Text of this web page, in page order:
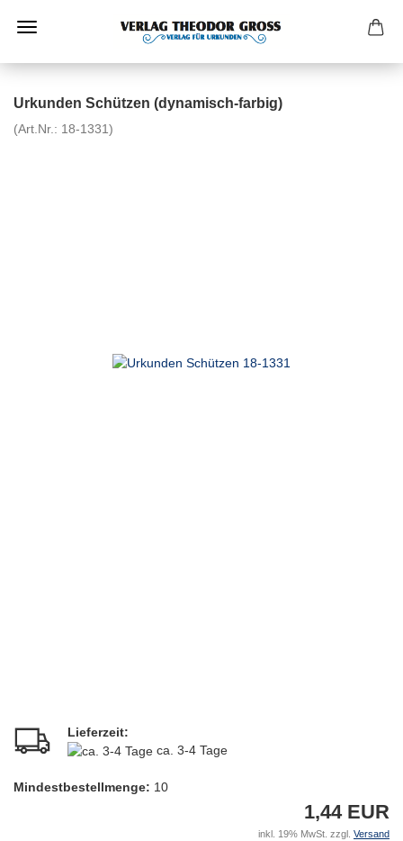
Urkunden Schützen (dynamisch-farbig)
(Art.Nr.: 18-1331)
Lieferzeit:
ca. 3-4 Tage
Mindestbestellmenge: 10
1,44 EUR
inkl. 19% MwSt. zzgl. Versand